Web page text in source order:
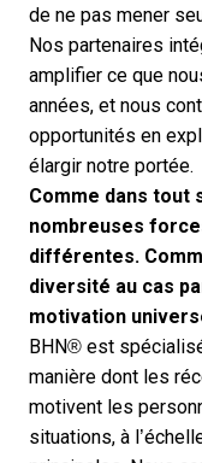
de ne pas mener
Nos partenaires
amplifier ce que
années, et nous
opportunités en
élargir notre portée.
Comme dans tout
nombreuses
différentes.
diversité au cas
motivation
BHN® est
manière dont les
motivent les
situations, à